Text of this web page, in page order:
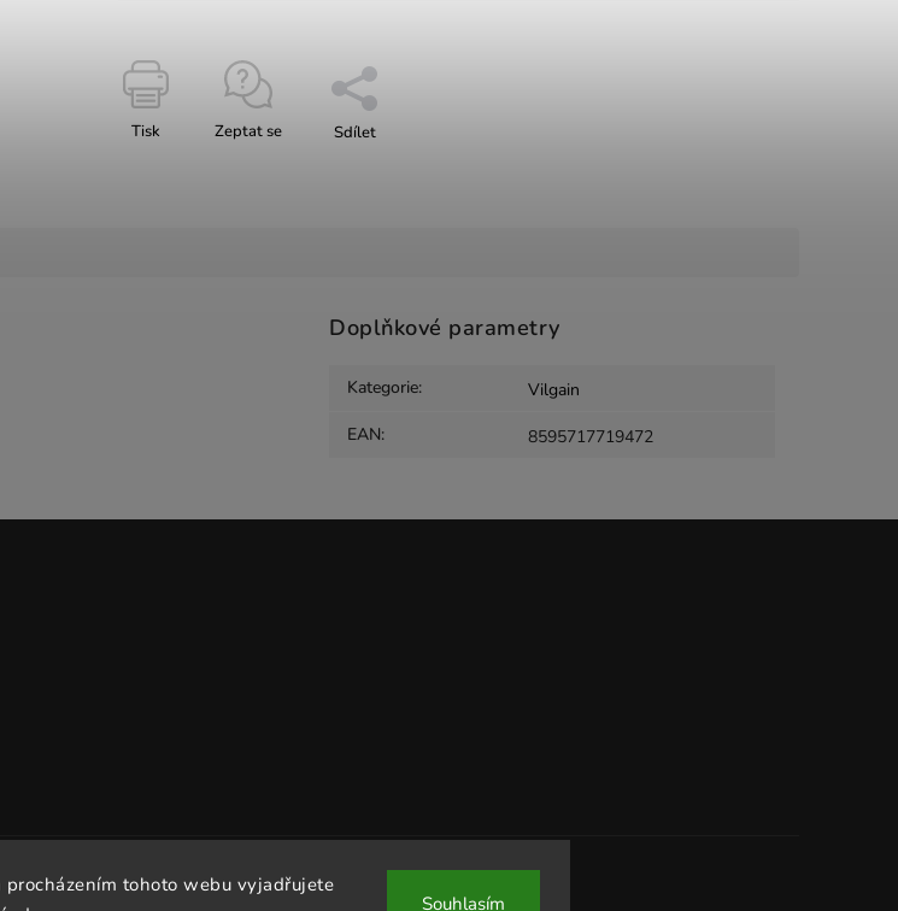
tohoto webu vyjadřujete
Souhlasím
Tisk Zeptat se Sdílet
Doplňkové parametry
Kategorie:
Vilgain
EAN: 8595717719472
Vitalove. Všechna práva vyhrazena.